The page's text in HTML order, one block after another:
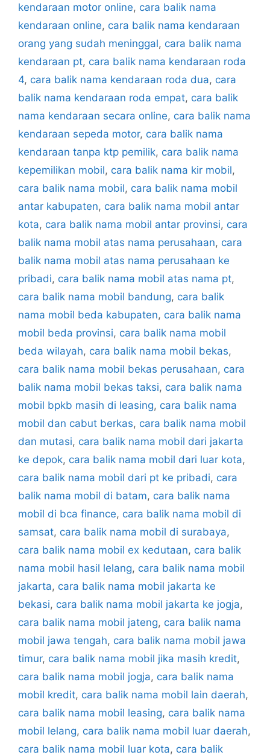
kendaraan motor online, cara balik nama
kendaraan online, cara balik nama kendaraan
orang yang sudah meninggal, cara balik nama
kendaraan pt, cara balik nama kendaraan roda
4, cara balik nama kendaraan roda dua, cara
balik nama kendaraan roda empat, cara balik
nama kendaraan secara online, cara balik nama
kendaraan sepeda motor, cara balik nama
kendaraan tanpa ktp pemilik, cara balik nama
kepemilikan mobil, cara balik nama kir mobil,
cara balik nama mobil, cara balik nama mobil
antar kabupaten, cara balik nama mobil antar
kota, cara balik nama mobil antar provinsi, cara
balik nama mobil atas nama perusahaan, cara
balik nama mobil atas nama perusahaan ke
pribadi, cara balik nama mobil atas nama pt,
cara balik nama mobil bandung, cara balik
nama mobil beda kabupaten, cara balik nama
mobil beda provinsi, cara balik nama mobil
beda wilayah, cara balik nama mobil bekas,
cara balik nama mobil bekas perusahaan, cara
balik nama mobil bekas taksi, cara balik nama
mobil bpkb masih di leasing, cara balik nama
mobil dan cabut berkas, cara balik nama mobil
dan mutasi, cara balik nama mobil dari jakarta
ke depok, cara balik nama mobil dari luar kota,
cara balik nama mobil dari pt ke pribadi, cara
balik nama mobil di batam, cara balik nama
mobil di bca finance, cara balik nama mobil di
samsat, cara balik nama mobil di surabaya,
cara balik nama mobil ex kedutaan, cara balik
nama mobil hasil lelang, cara balik nama mobil
jakarta, cara balik nama mobil jakarta ke
bekasi, cara balik nama mobil jakarta ke jogja,
cara balik nama mobil jateng, cara balik nama
mobil jawa tengah, cara balik nama mobil jawa
timur, cara balik nama mobil jika masih kredit,
cara balik nama mobil jogja, cara balik nama
mobil kredit, cara balik nama mobil lain daerah,
cara balik nama mobil leasing, cara balik nama
mobil lelang, cara balik nama mobil luar daerah,
cara balik nama mobil luar kota, cara balik